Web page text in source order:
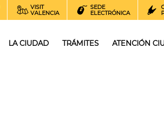
VISIT
VALENCIA
SEDE
ELECTRÓNICA
LA CIUDAD TRÁMITES ATENCIÓN